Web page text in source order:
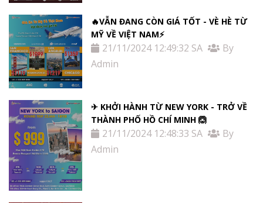
🔥VẪN ĐANG CÒN GIÁ TỐT - VÈ HÈ TỪ
MỸ VỀ VIỆT NAM⚡️
21/11/2024 12:49:32 SA
By
Admin
✈ KHỞI HÀNH TỪ NEW YORK - TRỞ VỀ
THÀNH PHỐ HỒ CHÍ MINH 🙆
21/11/2024 12:48:33 SA
By
Admin